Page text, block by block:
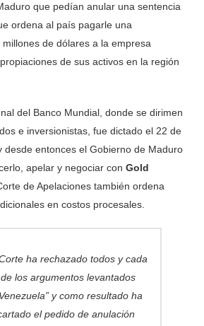
que pedían anular una sentencia
ordena al país pagarle una
de dólares a la empresa
de sus activos en la región
del Banco Mundial, donde se dirimen
e inversionistas, fue dictado el 22 de
desde entonces el Gobierno de Maduro
apelar y negociar con Gold
de Apelaciones también ordena
en costos procesales.
ha rechazado todos y cada
los argumentos levantados
y como resultado ha
el pedido de anulación